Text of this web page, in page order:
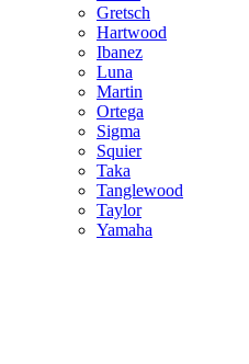
Gretsch
Hartwood
Ibanez
Luna
Martin
Ortega
Sigma
Squier
Taka
Tanglewood
Taylor
Yamaha